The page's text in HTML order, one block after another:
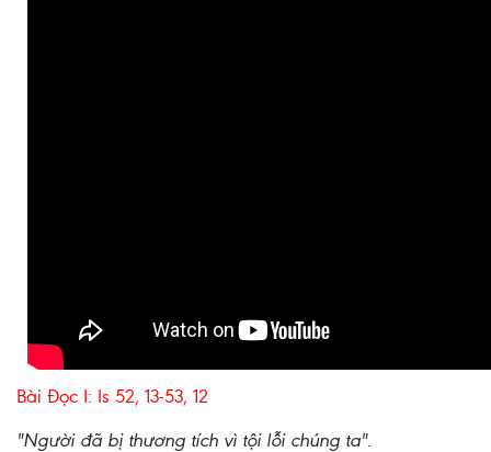
Bài Ðọc I: Is 52, 13-53, 12
"Người đã bị thương tích vì tội lỗi chúng ta".